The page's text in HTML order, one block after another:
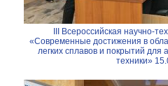
III Всероссийская научно-
«Современные достижения в
легких сплавов и покрытий для
техники»